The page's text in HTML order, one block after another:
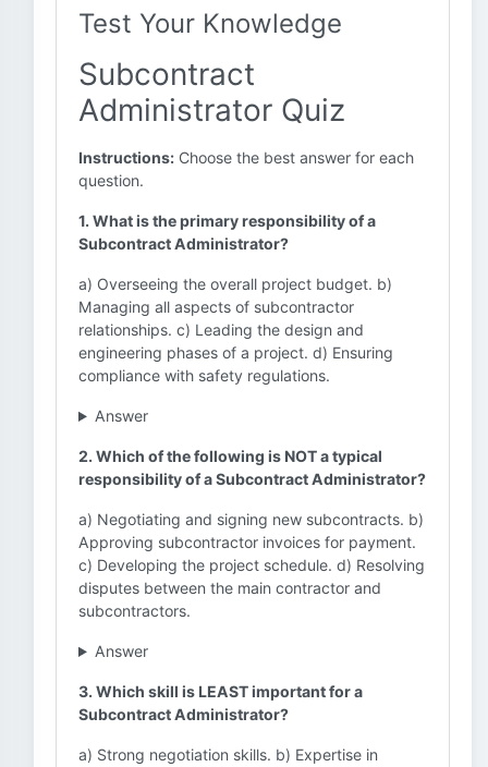
Test Your Knowledge
Subcontract
Administrator Quiz
Instructions: Choose the best answer for each
question.
1. What is the primary responsibility of a
Subcontract Administrator?
a) Overseeing the overall project budget. b)
Managing all aspects of subcontractor
relationships. c) Leading the design and
engineering phases of a project. d) Ensuring
compliance with safety regulations.
Answer
2. Which of the following is NOT a typical
responsibility of a Subcontract Administrator?
a) Negotiating and signing new subcontracts. b)
Approving subcontractor invoices for payment.
c) Developing the project schedule. d) Resolving
disputes between the main contractor and
subcontractors.
Answer
3. Which skill is LEAST important for a
Subcontract Administrator?
a) Strong negotiation skills. b) Expertise in